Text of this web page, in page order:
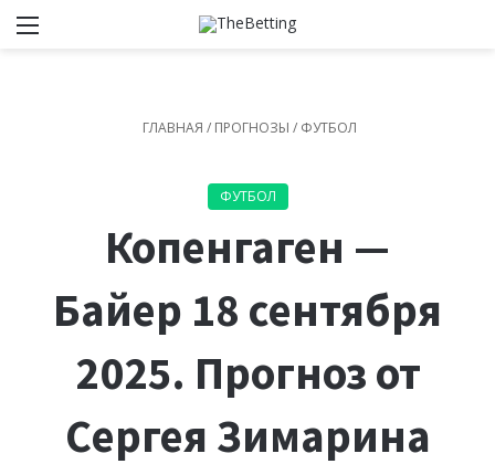
ГЛАВНАЯ / ПРОГНОЗЫ / ФУТБОЛ
ФУТБОЛ
Копенгаген —
Байер 18 сентября
2025. Прогноз от
Сергея Зимарина